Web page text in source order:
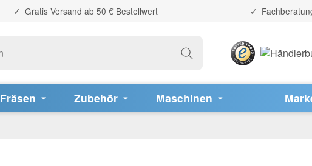
Gratis Versand ab 50 € Bestellwert
Fräsen Zubehör Maschinen